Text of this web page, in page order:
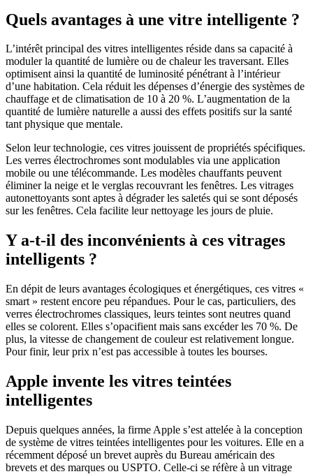
Quels avantages à une vitre intelligente ?
L’intérêt principal des vitres intelligentes réside dans sa capacité à
moduler la quantité de lumière ou de chaleur les traversant. Elles
optimisent ainsi la quantité de luminosité pénétrant à l’intérieur
d’une habitation. Cela réduit les dépenses d’énergie des systèmes de
chauffage et de climatisation de 10 à 20 %. L’augmentation de la
quantité de lumière naturelle a aussi des effets positifs sur la santé
tant physique que mentale.
Selon leur technologie, ces vitres jouissent de propriétés spécifiques.
Les verres électrochromes sont modulables via une application
mobile ou une télécommande. Les modèles chauffants peuvent
éliminer la neige et le verglas recouvrant les fenêtres. Les vitrages
autonettoyants sont aptes à dégrader les saletés qui se sont déposés
sur les fenêtres. Cela facilite leur nettoyage les jours de pluie.
Y a-t-il des inconvénients à ces vitrages
intelligents ?
En dépit de leurs avantages écologiques et énergétiques, ces vitres «
smart » restent encore peu répandues. Pour le cas, particuliers, des
verres électrochromes classiques, leurs teintes sont neutres quand
elles se colorent. Elles s’opacifient mais sans excéder les 70 %. De
plus, la vitesse de changement de couleur est relativement longue.
Pour finir, leur prix n’est pas accessible à toutes les bourses.
Apple invente les vitres teintées
intelligentes
Depuis quelques années, la firme Apple s’est attelée à la conception
de système de vitres teintées intelligentes pour les voitures. Elle en a
récemment déposé un brevet auprès du Bureau américain des
brevets et des marques ou USPTO. Celle-ci se réfère à un vitrage